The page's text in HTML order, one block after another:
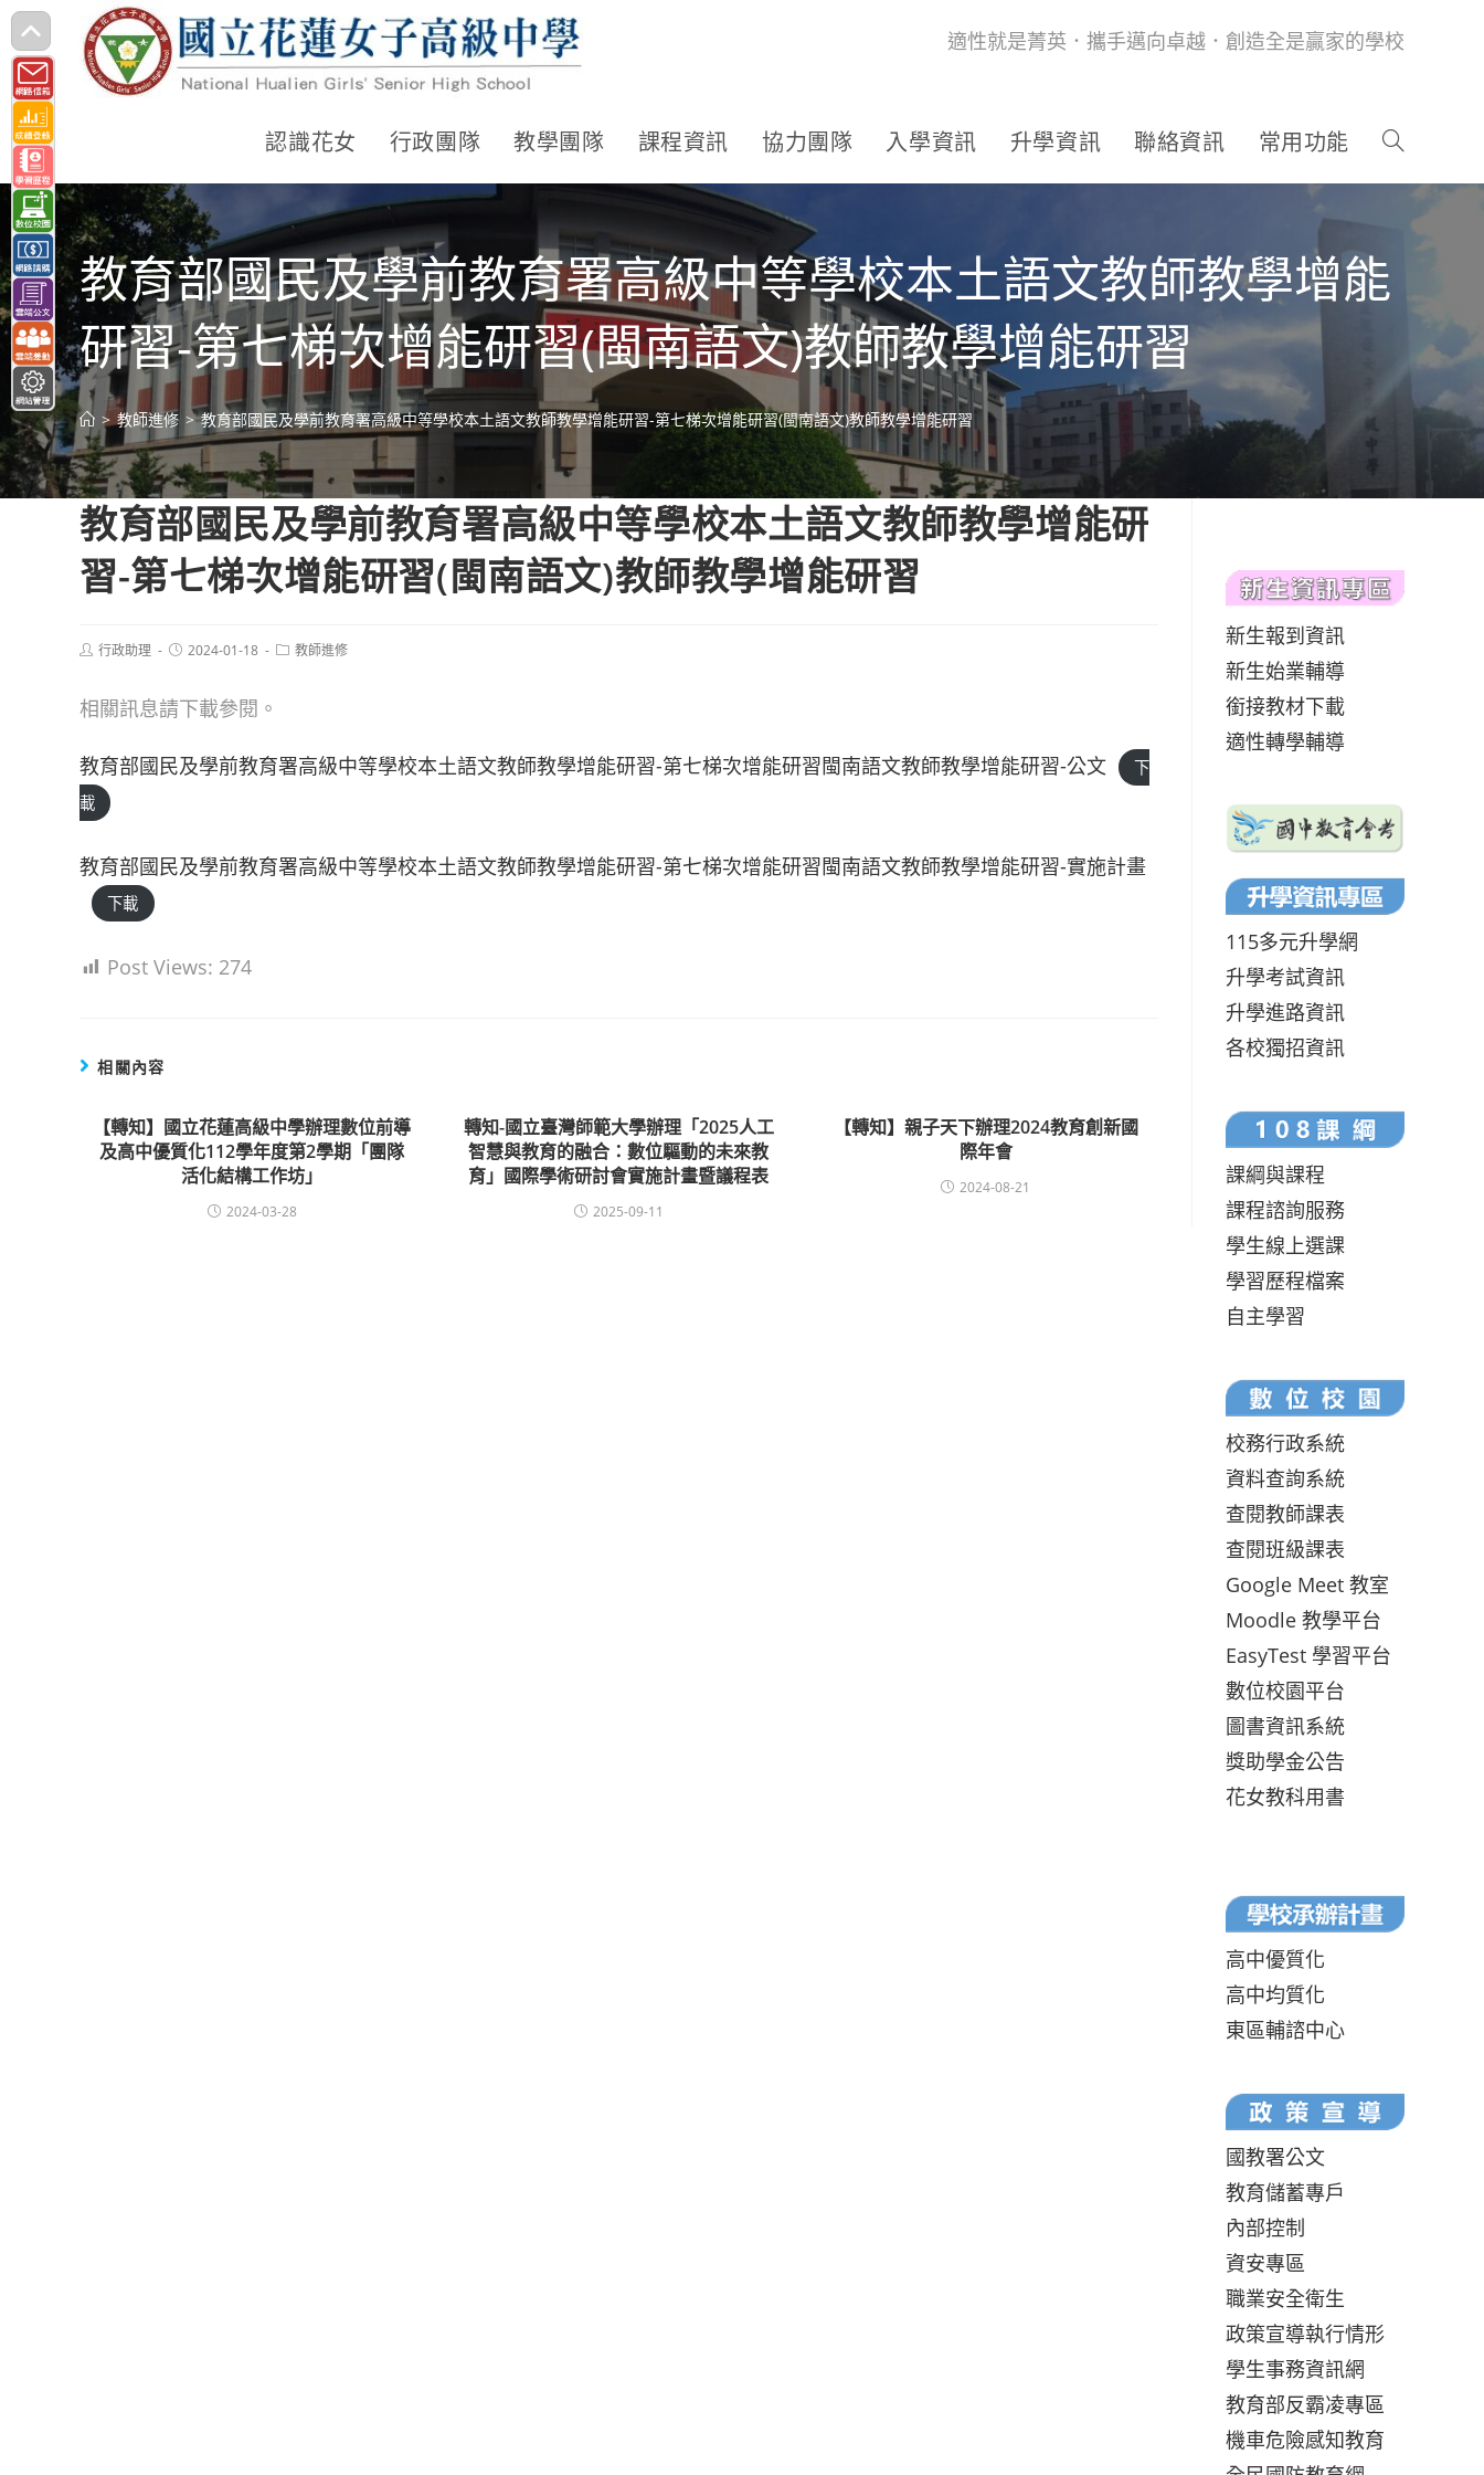
跳
轉
至
主
要
內
容
適性就是菁英．攜手邁向卓越．創造全是贏家的學校
認識花女 行政團隊 教學團隊 課程資訊 協力團隊 入學資訊 升學資訊 聯絡資訊 常用功能
教育部國民及學前教育署高級中等學校本土語文教師教學增能
研習-第七梯次增能研習(閩南語文)教師教學增能研習
> 教師進修 > 教育部國民及學前教育署高級中等學校本土語文教師教學增能研習-第七梯次增能研習(閩南語文)教師教學增能研習
教育部國民及學前教育署高級中等學校本土語文教師教學增能研
習-第七梯次增能研習(閩南語文)教師教學增能研習
Post行政助理
Post2024-01-18
Post教師進修
相關訊息請下載參閱。
教育部國民及學前教育署高級中等學校本土語文教師教學增能研習-第七梯次增能研習閩南語文教師教學增能研習-公文
下
載
教育部國民及學前教育署高級中等學校本土語文教師教學增能研習-第七梯次增能研習閩南語文教師教學增能研習-實施計畫
下載
Post Views: 274
相關內容
【轉知】國立花蓮高級中學辦理數位前導
及高中優質化112學年度第2學期「團隊
活化結構工作坊」
2024-03-28
轉知-國立臺灣師範大學辦理「2025人工
智慧與教育的融合：數位驅動的未來教
育」國際學術研討會實施計畫暨議程表
2025-09-11
【轉知】親子天下辦理2024教育創新國
際年會
2024-08-21
新生報到資訊
新生始業輔導
銜接教材下載
適性轉學輔導
115多元升學網
升學考試資訊
升學進路資訊
各校獨招資訊
課綱與課程
課程諮詢服務
學生線上選課
學習歷程檔案
自主學習
校務行政系統
資料查詢系統
查閱教師課表
查閱班級課表
Google Meet 教室
Moodle 教學平台
EasyTest 學習平台
數位校園平台
圖書資訊系統
獎助學金公告
花女教科用書
高中優質化
高中均質化
東區輔諮中心
國教署公文
教育儲蓄專戶
內部控制
資安專區
職業安全衛生
政策宣導執行情形
學生事務資訊網
教育部反霸凌專區
機車危險感知教育